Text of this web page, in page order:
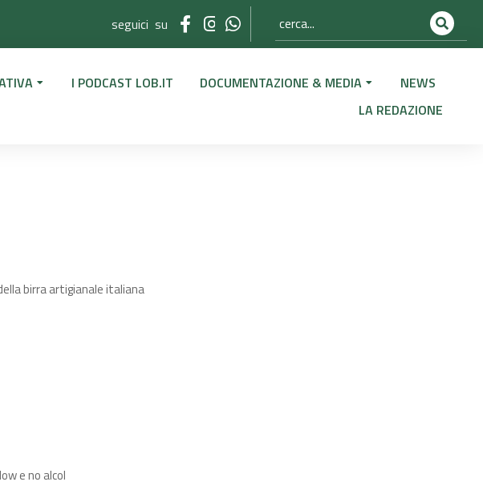
seguici su
I PODCAST LOB.IT DOCUMENTAZIONE & MEDIA
NEWS
LA REDAZIONE
birra artigianale italiana
e no alcol